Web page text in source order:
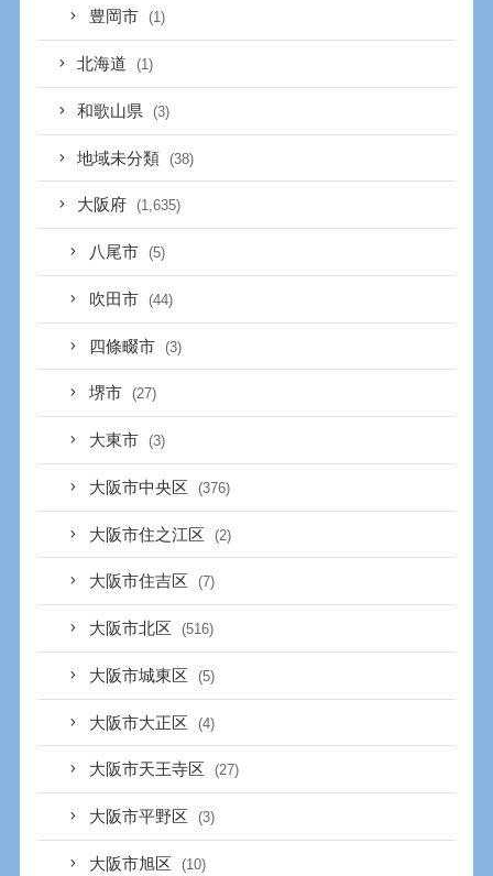
豊岡市 (1)
北海道 (1)
和歌山県 (3)
地域未分類 (38)
大阪府 (1,635)
八尾市 (5)
吹田市 (44)
四條畷市 (3)
堺市 (27)
大東市 (3)
大阪市中央区 (376)
大阪市住之江区 (2)
大阪市住吉区 (7)
大阪市北区 (516)
大阪市城東区 (5)
大阪市大正区 (4)
大阪市天王寺区 (27)
大阪市平野区 (3)
大阪市旭区 (10)